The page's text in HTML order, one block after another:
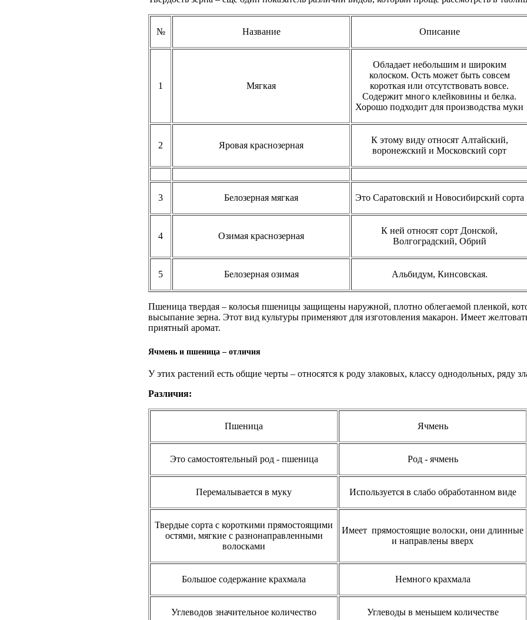
№ Название Описание
1 Мягкая
Обладает небольшим и широким
колоском. Ость может быть совсем
короткая или отсутствовать вовсе.
Содержит много клейковины и белка.
Хорошо подходит для производства муки
2 Яровая краснозерная
К этому виду относят Алтайский,
воронежский и Московский сорт
3 Белозерная мягкая Это Саратовский и Новосибирский сорта
4 Озимая краснозерная
К ней относят сорт Донской,
Волгоградский, Обрий
5 Белозерная озимая Альбидум, Кинсовская.
Пшеница твердая – колосья пшеницы защищены наружной, плотно облегаемой пленкой,
высыпание зерна. Этот вид культуры применяют для изготовления макарон. Имеет
приятный аромат.
Ячмень и пшеница – отличия
У этих растений есть общие черты – относятся к роду злаковых, классу однодольных, ряду
Различия:
Пшеница Ячмень
Это самостоятельный род - пшеница Род - ячмень
Перемалывается в муку Используется в слабо обработанном виде
Твердые сорта с короткими прямостоящими
остями, мягкие с разнонаправленными
волосками
Имеет прямостоящие волоски, они длинные
и направлены вверх
Большое содержание крахмала Немного крахмала
Углеводов значительное количество Углеводы в меньшем количестве